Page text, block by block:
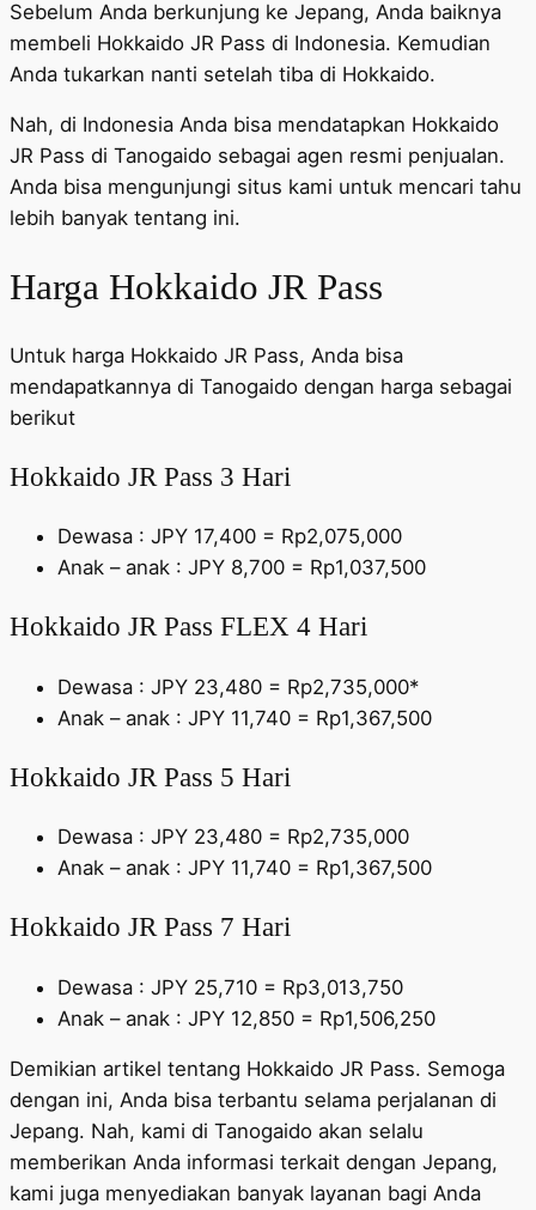
Sebelum Anda berkunjung ke Jepang, Anda baiknya
membeli Hokkaido JR Pass di Indonesia. Kemudian
Anda tukarkan nanti setelah tiba di Hokkaido.
Nah, di Indonesia Anda bisa mendatapkan Hokkaido
JR Pass di Tanogaido sebagai agen resmi penjualan.
Anda bisa mengunjungi situs kami untuk mencari tahu
lebih banyak tentang ini.
Harga Hokkaido JR Pass
Untuk harga Hokkaido JR Pass, Anda bisa
mendapatkannya di Tanogaido dengan harga sebagai
berikut
Hokkaido JR Pass 3 Hari
Dewasa : JPY 17,400 = Rp2,075,000
Anak – anak : JPY 8,700 = Rp1,037,500
Hokkaido JR Pass FLEX 4 Hari
Dewasa : JPY 23,480 = Rp2,735,000*
Anak – anak : JPY 11,740 = Rp1,367,500
Hokkaido JR Pass 5 Hari
Dewasa : JPY 23,480 = Rp2,735,000
Anak – anak : JPY 11,740 = Rp1,367,500
Hokkaido JR Pass 7 Hari
Dewasa : JPY 25,710 = Rp3,013,750
Anak – anak : JPY 12,850 = Rp1,506,250
Demikian artikel tentang Hokkaido JR Pass. Semoga
dengan ini, Anda bisa terbantu selama perjalanan di
Jepang. Nah, kami di Tanogaido akan selalu
memberikan Anda informasi terkait dengan Jepang,
kami juga menyediakan banyak layanan bagi Anda